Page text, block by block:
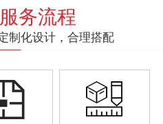
务流程
制化设计，合理搭配